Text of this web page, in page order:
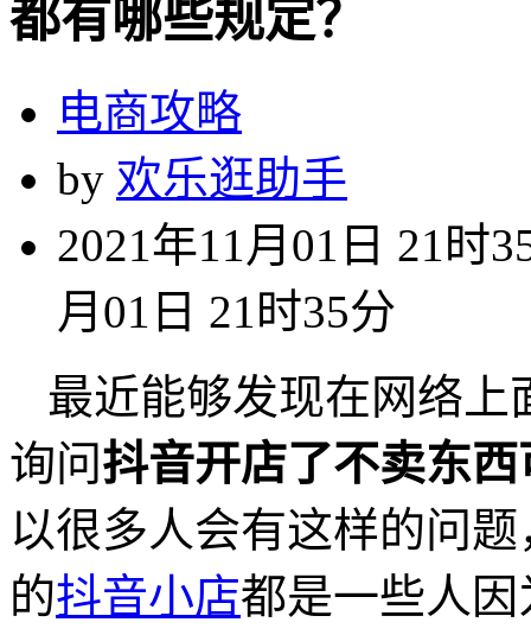
都有哪些规定？
电商攻略
by 欢乐逛助手
2021年11月01日 21时
月01日 21时35分
最近能够发现在网络上
询问抖音开店了不卖东西
以很多人会有这样的问
的抖音小店都是一些人